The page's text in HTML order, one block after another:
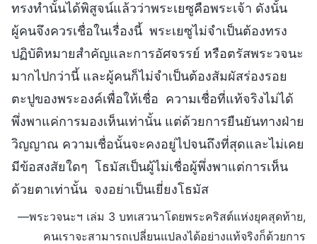
ทรงทำนั้นได้พิสูจน์แล้วว่าพระเยซูคือพระเจ้า ดังนั้น
ผู้คนจึงควรเชื่อในเรื่องนี้ พระเยซูไม่จำเป็นต้องทรง
ปฏิบัติหมายสำคัญและการอัศจรรย์ หรือตรัสพระวจนะ
มากไปกว่านี้ และผู้คนก็ไม่จำเป็นต้องสัมผัสร่องรอย
ตะปูของพระองค์เพื่อให้เชื่อ ความเชื่อที่แท้จริงไม่ได้
พึ่งพาแค่การมองเห็นเท่านั้น แต่ด้วยการยืนยันทางฝ่าย
วิญญาณ ความเชื่อนั้นจะคงอยู่ไปจนถึงที่สุดและไม่เคย
มีข้อสงสัยใดๆ โธมัสเป็นผู้ไม่เชื่อผู้พึ่งพาแต่การเห็น
ด้วยตาเท่านั้น จงอย่าเป็นเยี่ยงโธมัส
—พระวจนะฯ เล่ม 3 บทเสวนาโดยพระคริสต์แห่งยุคสุดท้าย,
คนเราจะสามารถเปลี่ยนแปลงได้อย่างแท้จริงก็ด้วยการ